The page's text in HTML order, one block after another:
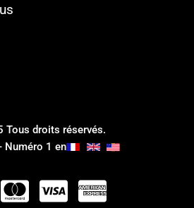
Tous droits réservés.
Numéro 1 en